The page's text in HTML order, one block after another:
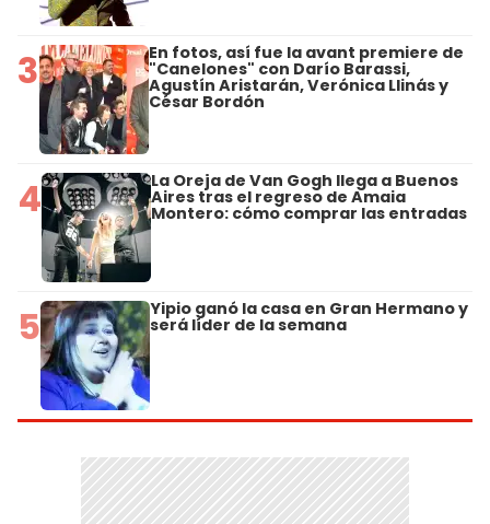
3 En fotos, así fue la avant premiere de
"Canelones" con Darío Barassi,
Agustín Aristarán, Verónica Llinás y
César Bordón
4 La Oreja de Van Gogh llega a Buenos
Aires tras el regreso de Amaia
Montero: cómo comprar las entradas
5 Yipio ganó la casa en Gran Hermano y
será líder de la semana